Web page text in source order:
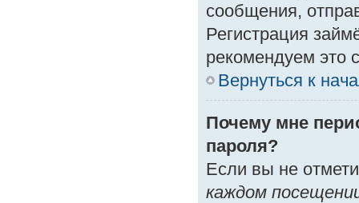
сообщения,
Регистрация
рекомендуем это
Вернуться к
Почему мне
пароля?
Если вы не
каждом